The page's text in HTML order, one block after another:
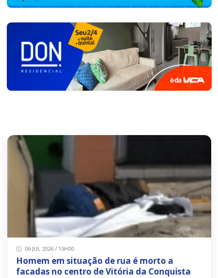
06 JUL 2026 / 15H00
Homem em situação de rua é morto a
facadas no centro de Vitória da Conquista